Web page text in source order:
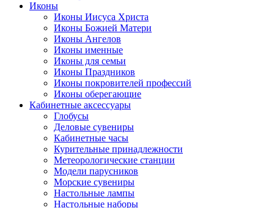
Иконы
Иконы Иисуса Христа
Иконы Божией Матери
Иконы Ангелов
Иконы именные
Иконы для семьи
Иконы Праздников
Иконы покровителей профессий
Иконы оберегающие
Кабинетные аксессуары
Глобусы
Деловые сувениры
Кабинетные часы
Курительные принадлежности
Метеорологические станции
Модели парусников
Морские сувениры
Настольные лампы
Настольные наборы